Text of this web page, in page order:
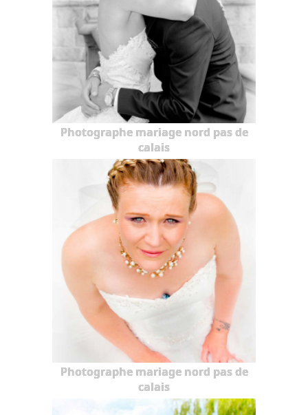
Photographe mariage nord pas de
calais
Photographe mariage nord pas de
calais